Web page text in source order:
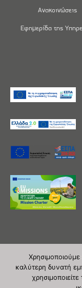
Ανακοινώσεις
Εφημερίδα της
καλύτερη δυνατή